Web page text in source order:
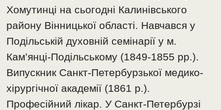
Хомутинці на сьогодні Калинівського
району Вінницької області. Навчався у
Подільській духовній семінарії у м.
Кам’янці-Подільському (1849-1855 рр.).
Випускник Санкт-Петербурзької медико-
хірургічної академії (1861 р.).
Професійний лікар. У Санкт-Петербурзі